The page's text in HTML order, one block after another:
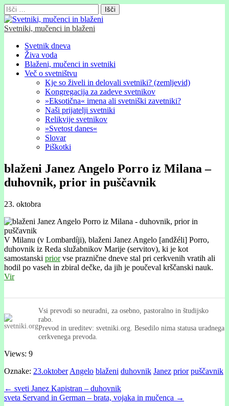
Išči:
Svetniki, mučenci in blaženi
Glavni
meni
Skip
content
Svetnik dneva
Živa voda
Blaženi, mučenci in svetniki
Več o svetništvu
Kje so živeli in delovali svetniki? (zemljevid)
Kongregacija za zadeve svetnikov
»Eksotična« imena ali svetniški zavetniki?
Naši prijatelji svetniki
Relikvije svetnikov
»Svetost danes«
Slovar
Piškotki
blaženi Janez Angelo Porro iz Milana –
duhovnik, prior in puščavnik
23. oktobra
V Milanu (v Lombardíji), blaženi Janez Angelo [andžéli] Porro,
duhovnik iz Reda služabnikov Marije (servitov), ki je kot
samostanski priorvse praznične dneve stal pri cerkvenih vratih ali
hodil po vaseh in zbiral dečke, da jih je poučeval krščanski nauk.
Vir
Vsi prevodi so neuradni, za osebno, pastoralno in študijsko
rabo.
Prevod in ureditev: svetniki.org. Besedilo nima statusa uradnega
cerkvenega prevoda.
Views: 9
Oznake: 23.oktober Angelo blaženi duhovnik Janez prior puščavnik
Post
navigation
← sveti Janez Kapistran – duhovnik
sveta Servand in German – brata, vojaka in mučenca →